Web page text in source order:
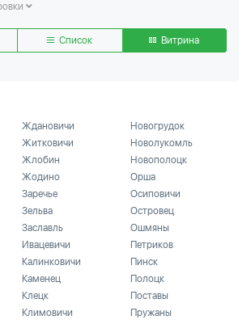
Список Витрина
Ждановичи
Житковичи
Жлобин
Жодино
Заречье
Зельва
Заславль
Ивацевичи
Калинковичи
Каменец
Клецк
Климовичи
Новогрудок
Новолукомль
Новополоцк
Орша
Осиповичи
Островец
Ошмяны
Петриков
Пинск
Полоцк
Поставы
Пружаны